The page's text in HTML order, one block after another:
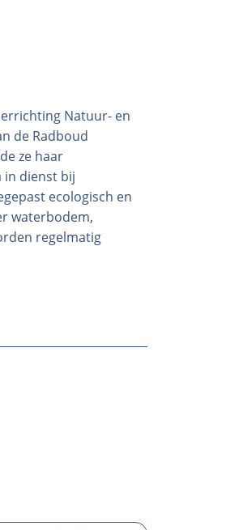
Natuur- en
de Radboud
ze haar
in dienst bij
ecologisch en
waterbodem,
regelmatig